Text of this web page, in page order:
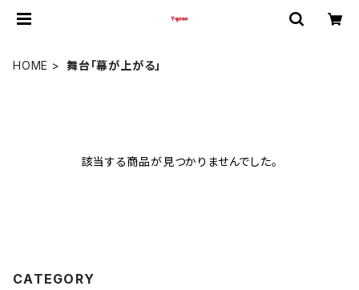
HOME 舞台「幕が上がる」
該当する商品が見つかりませんでした。
CATEGORY